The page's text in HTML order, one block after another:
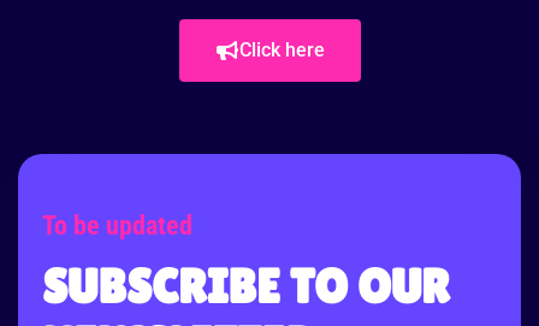
Click here
To be updated
SUBSCRIBE TO OUR